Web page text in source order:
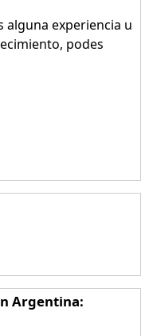
experiencia u
podes
Argentina: